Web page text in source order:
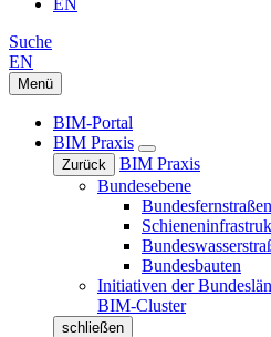
EN
Suche
EN
Menü
BIM-Portal
BIM Praxis
Zurück
BIM Praxis
Bundesebene
Bundesfernstraßen
Bundesbauten
Initiativen der
BIM-Cluster
schließen